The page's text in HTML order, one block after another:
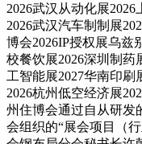
2026武汉从动化展2026
2026武汉汽车制制展
博会2026IP授权展乌兹
校餐饮展2026深圳制药
工智能展2027华南印刷
2026杭州低空经济展
州住博会通过自从研发
会组织的“展会项目（